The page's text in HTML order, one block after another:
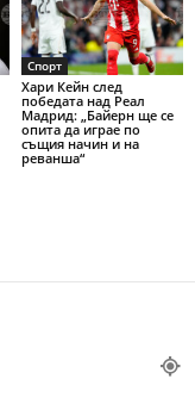
Спорт
Хари Кейн след
победата над Реал
Мадрид: „Байерн ще се
опита да играе по
същия начин и на
реванша“